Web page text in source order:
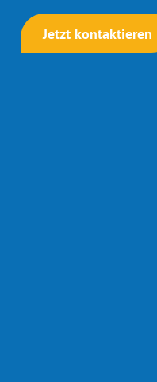
Jetzt kontaktieren